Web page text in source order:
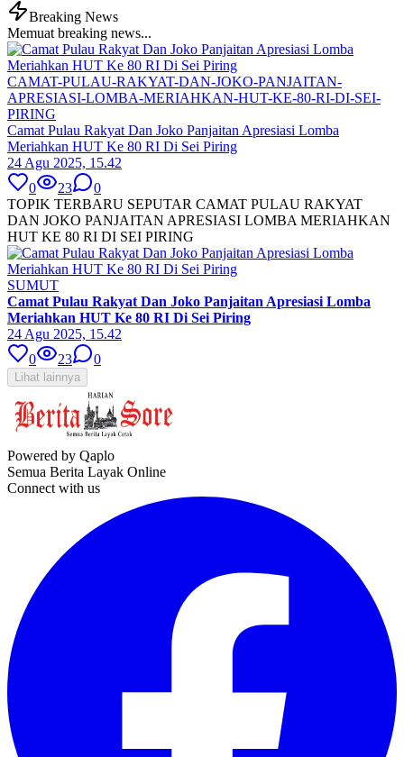
Breaking News
Memuat breaking news...
CAMAT-PULAU-RAKYAT-DAN-JOKO-PANJAITAN-
APRESIASI-LOMBA-MERIAHKAN-HUT-KE-80-RI-DI-SEI-
PIRING
Camat Pulau Rakyat Dan Joko Panjaitan Apresiasi Lomba
Meriahkan HUT Ke 80 RI Di Sei Piring
24 Agu 2025, 15.42
0
23
0
TOPIK TERBARU SEPUTAR CAMAT PULAU RAKYAT
DAN JOKO PANJAITAN APRESIASI LOMBA MERIAHKAN
HUT KE 80 RI DI SEI PIRING
SUMUT
Camat Pulau Rakyat Dan Joko Panjaitan Apresiasi Lomba
Meriahkan HUT Ke 80 RI Di Sei Piring
24 Agu 2025, 15.42
0
23 0
Lihat lainnya
Powered by Qaplo
Semua Berita Layak Online
Connect with us